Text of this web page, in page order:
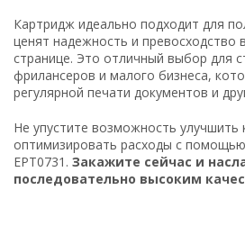
Картридж идеально подходит для
ценят надежность и превосходство
странице. Это отличный выбор для
фрилансеров и малого бизнеса,
регулярной печати документов и
Не упустите возможность улучшить
оптимизировать расходы с
EPT0731. Закажите сейчас и
последовательно высоким